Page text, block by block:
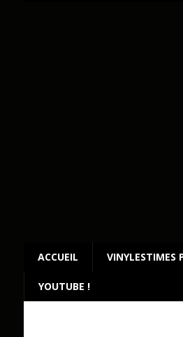
ACCUEIL VINYLESTIMES
YOUTUBE !